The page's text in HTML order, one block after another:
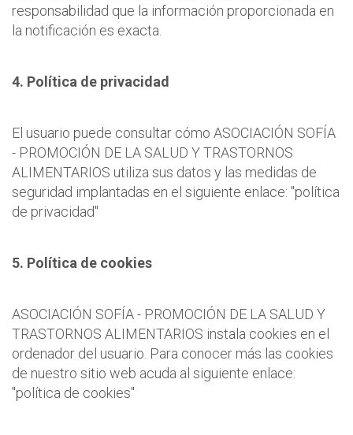
responsabilidad que la información proporcionada en
la notificación es exacta.
4. Política de privacidad
El usuario puede consultar cómo ASOCIACIÓN SOFÍA
- PROMOCIÓN DE LA SALUD Y TRASTORNOS
ALIMENTARIOS utiliza sus datos y las medidas de
seguridad implantadas en el siguiente enlace: "política
de privacidad"
5. Política de cookies
ASOCIACIÓN SOFÍA - PROMOCIÓN DE LA SALUD Y
TRASTORNOS ALIMENTARIOS instala cookies en el
ordenador del usuario. Para conocer más las cookies
de nuestro sitio web acuda al siguiente enlace:
"política de cookies"